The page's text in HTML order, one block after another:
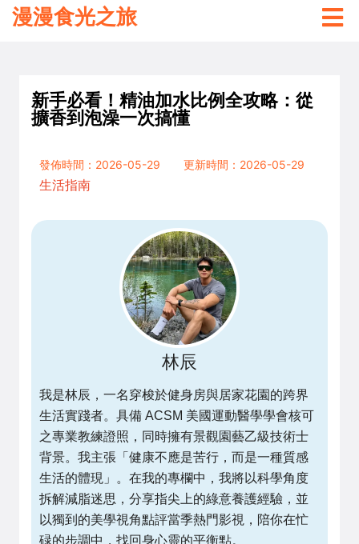
漫漫食光之旅
新手必看！精油加水比例全攻略：從
擴香到泡澡一次搞懂
發佈時間：2026-05-29
更新時間：2026-05-29
生活指南
林辰
我是林辰，一名穿梭於健身房與居家花園的跨界
生活實踐者。具備 ACSM 美國運動醫學學會核可
之專業教練證照，同時擁有景觀園藝乙級技術士
背景。我主張「健康不應是苦行，而是一種質感
生活的體現」。在我的專欄中，我將以科學角度
拆解減脂迷思，分享指尖上的綠意養護經驗，並
以獨到的美學視角點評當季熱門影視，陪你在忙
碌的步調中，找回身心靈的平衡點。